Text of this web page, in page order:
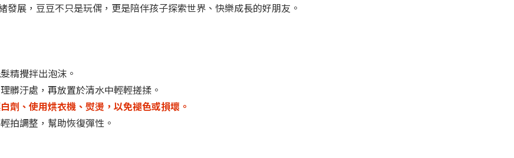
發展，豆豆不只是玩偶，更是陪伴孩子探索世界、快樂成長的好朋友。
精攪拌出泡沫。
髒汙處，再放置於清水中輕輕搓揉。
劑、使用烘衣機、熨燙，以免褪色或損壞。
拍調整，幫助恢復彈性。